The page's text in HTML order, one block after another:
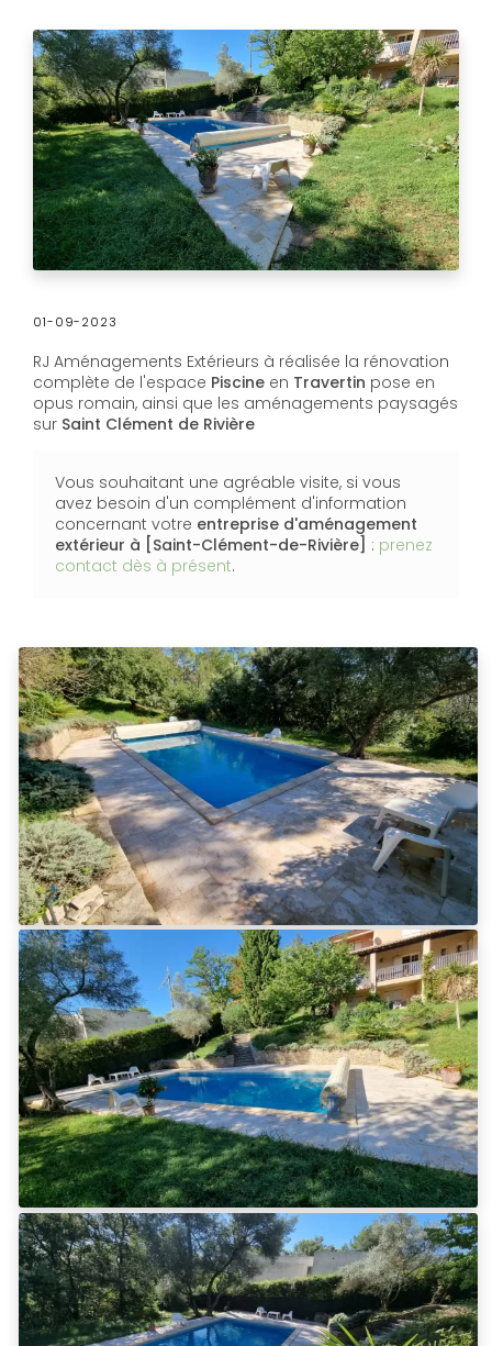
01-09-2023
RJ Aménagements Extérieurs à réalisée la rénovation
complète de l'espace Piscine en Travertin pose en
opus romain, ainsi que les aménagements paysagés
sur Saint Clément de Rivière
Vous souhaitant une agréable visite, si vous
avez besoin d'un complément d'information
concernant votre entreprise d'aménagement
extérieur à [Saint-Clément-de-Rivière] : prenez
contact dès à présent.